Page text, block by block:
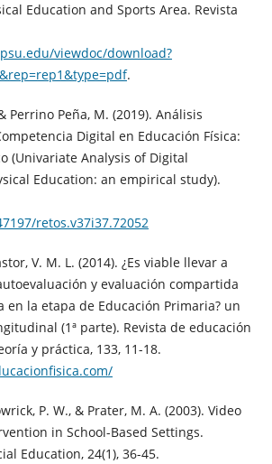
Education and Sports Area. Revista
viewdoc/download?
.
Perrino Peña, M. (2019). Análisis
Digital en Educación Física:
(Univariate Analysis of Digital
Education: an empirical study).
retos.v37i37.72052
V. M. L. (2014). ¿Es viable llevar a
y evaluación compartida
en la etapa de Educación Primaria? un
(1ª parte). Revista de educación
y práctica, 133, 11-18.
P. W., & Prater, M. A. (2003). Video
in School-Based Settings.
Education, 24(1), 36-45.